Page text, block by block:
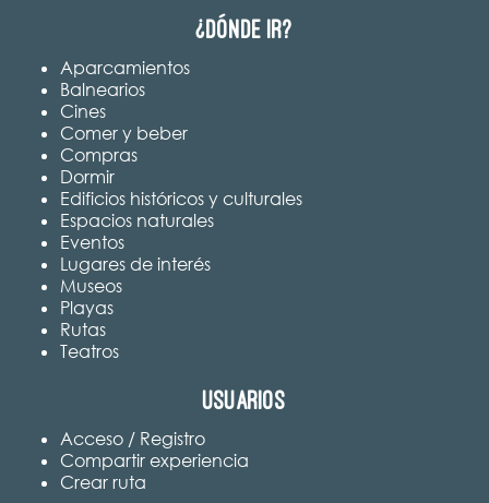
¿Dónde ir?
Aparcamientos
Balnearios
Cines
Comer y beber
Compras
Dormir
Edificios históricos y culturales
Espacios naturales
Eventos
Lugares de interés
Museos
Playas
Rutas
Teatros
Usuarios
Acceso / Registro
Compartir experiencia
Crear ruta